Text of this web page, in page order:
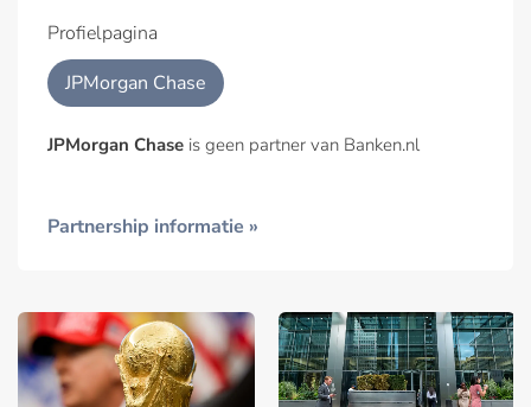
Profielpagina
JPMorgan Chase
JPMorgan Chase is geen partner van Banken.nl
Partnership informatie »